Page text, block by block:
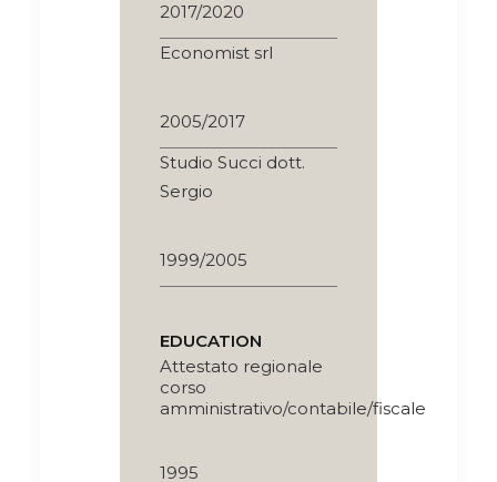
2017/2020
Economist srl
2005/2017
Studio Succi dott.
Sergio
1999/2005
EDUCATION
Attestato regionale
corso
amministrativo/contabile/fiscale
1995